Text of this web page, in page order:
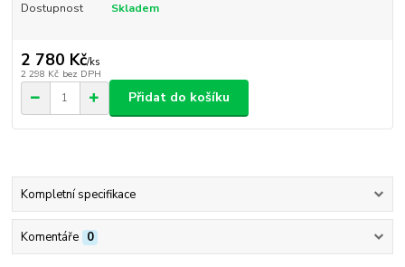
Dostupnost Skladem
2 780 Kč/ks
2 298 Kč bez DPH
Přidat do košíku
Kompletní specifikace
Komentáře 0